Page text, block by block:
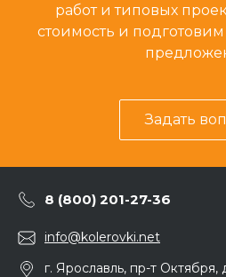
работ и типовых
стоимость и
Задать
8 (800) 201-27-36
info@kolerovki.net
г. Ярославль, пр-т Октября,